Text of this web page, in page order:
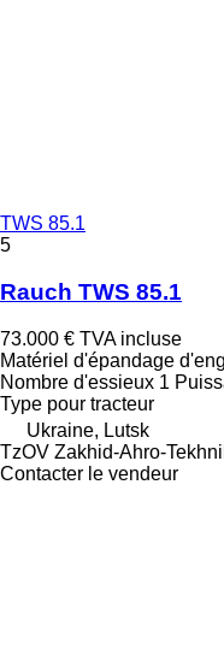
TWS 85.1
5
Rauch TWS 85.1
73.000 € TVA incluse
Matériel d'épandage
Nombre d'essieux 1
Type pour tracteur
Ukraine, Lutsk
TzOV Zakhid-Ahro-
Contacter le vendeur